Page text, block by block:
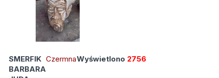
SMERFIK
BARBARA
CzermnaWyświetlono 2756